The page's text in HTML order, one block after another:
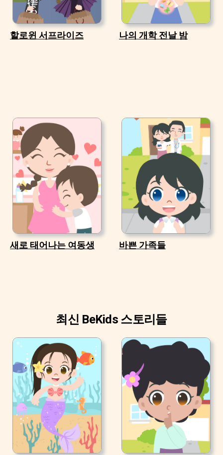
할로윈 서프라이즈 나의 개학 전날 밤
새로 태어나는 여동생 바쁜 가족들
최신 BeKids 스토리들